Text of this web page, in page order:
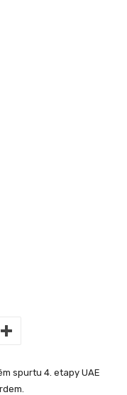
spurtu 4. etapy UAE